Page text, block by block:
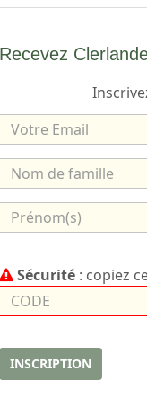
Sécurité: copiez
INSCRIPTION